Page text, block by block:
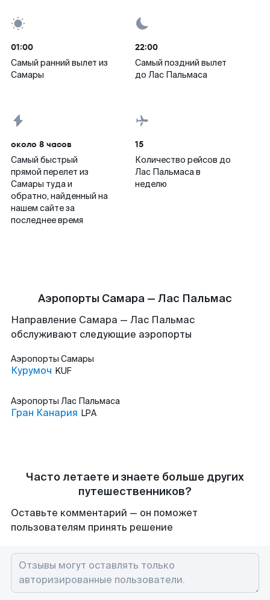
01:00
Самый ранний вылет из
Самары
22:00
Самый поздний вылет
до Лас Пальмаса
около 8 часов
Самый быстрый
прямой перелет из
Самары туда и
обратно, найденный на
нашем сайте за
последнее время
15
Количество рейсов до
Лас Пальмаса в
неделю
Аэропорты Самара — Лас Пальмас
Направление Самара — Лас Пальмас
обслуживают следующие аэропорты
Аэропорты Самары
Курумоч KUF
Аэропорты Лас Пальмаса
Гран Канария LPA
Часто летаете и знаете больше других
путешественников?
Оставьте комментарий — он поможет
пользователям принять решение